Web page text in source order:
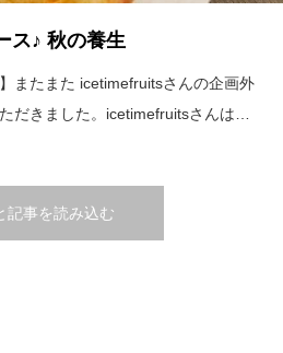
♪ 秋の養生
またまた icetimefruitsさんの企画外
だきました。icetimefruitsさんは…
記事を読み込む